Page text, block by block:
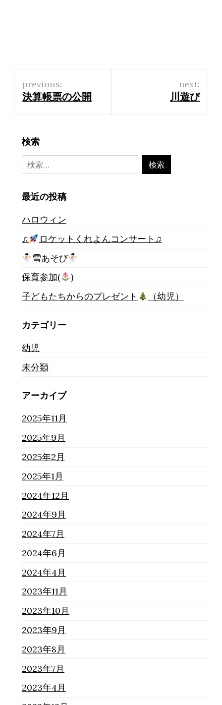
投
稿
ビ
ゲ
ー
シ
ン
previous:
決算帳票の公開
next:
川遊び
検索
検
索:
最近の投稿
ハロウィン
♫
ロケットくれよんコンサート♫
雪あそび
保育参加(
)
子どもたちからのプレゼント
（幼児）
カテゴリー
幼児
未分類
アーカイブ
2025年11月
2025年9月
2025年2月
2025年1月
2024年12月
2024年9月
2024年7月
2024年6月
2024年4月
2023年11月
2023年10月
2023年9月
2023年8月
2023年7月
2023年4月